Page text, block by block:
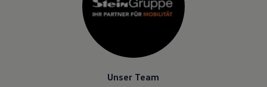
Unser Team